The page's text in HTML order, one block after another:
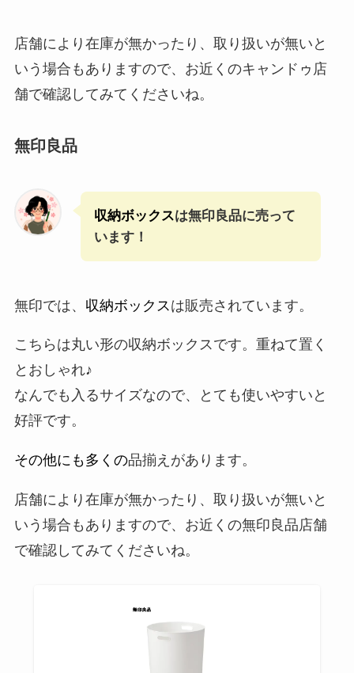
店舗により在庫が無かったり、取り扱いが無いと
いう場合もありますので、お近くのキャンドゥ店
舗で確認してみてくださいね。
無印良品
収納ボックスは無印良品に売って
います！
無印では、 収納ボックス は販売されています。
こちらは丸い形の収納ボックスです。重ねて置く
とおしゃれ♪
なんでも入るサイズなので、とても使いやすいと
好評です。
その他にも多くの品揃えがあります。
店舗により在庫が無かったり、取り扱いが無いと
いう場合もありますので、お近くの無印良品店舗
で確認してみてくださいね。